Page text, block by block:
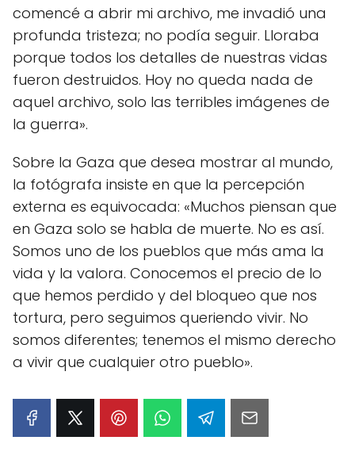
comencé a abrir mi archivo, me invadió una
profunda tristeza; no podía seguir. Lloraba
porque todos los detalles de nuestras vidas
fueron destruidos. Hoy no queda nada de
aquel archivo, solo las terribles imágenes de
la guerra».
Sobre la Gaza que desea mostrar al mundo,
la fotógrafa insiste en que la percepción
externa es equivocada: «Muchos piensan que
en Gaza solo se habla de muerte. No es así.
Somos uno de los pueblos que más ama la
vida y la valora. Conocemos el precio de lo
que hemos perdido y del bloqueo que nos
tortura, pero seguimos queriendo vivir. No
somos diferentes; tenemos el mismo derecho
a vivir que cualquier otro pueblo».